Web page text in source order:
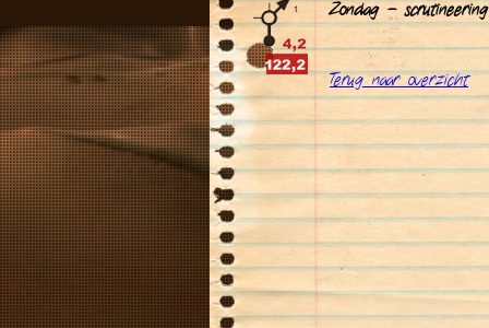
Zondag - scrutineering
Terug naar overzicht